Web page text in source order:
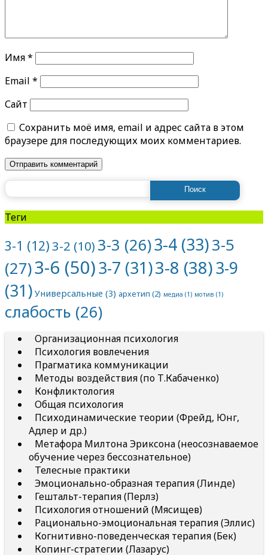
Имя*
Email *
Сайт
Сохранить моё имя, email и адрес сайта в этом
браузере для последующих моих комментариев.
Теги
3-1 (12)3-2 (10) 3-3 (26)3-4 (33)3-5
(27)3-6 (50)3-7 (31)3-8 (38)3-9
(31) Универсальные (3) архетип (2) медиа (1) мотив (1)
слабость (26)
Организационная психология
Психология вовлечения
Прагматика коммуникации
Методы воздействия (по Т.Кабаченко)
Конфликтология
Общая психология
Психодинамические теории (Фрейд, Юнг,
Адлер и др.)
Метафора Милтона Эриксона (неосознаваемое
обучение через бессознательное)
Телесные практики
Эмоционально-образная терапия (Линде)
Гештальт-терапия (Перлз)
Психология отношений (Мясищев)
Рационально-эмоциональная терапия (Эллис)
Когнитивно-поведенческая терапия (Бек)
Копинг-стратегии (Лазарус)